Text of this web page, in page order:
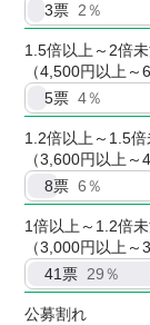
3票 2％
1.5倍以上～2倍
（4,500円以上～
5票 4％
1.2倍以上～1.5倍
（3,600円以上～
8票 6％
1倍以上～1.2倍
（3,000円以上～
41票 29％
公募割れ